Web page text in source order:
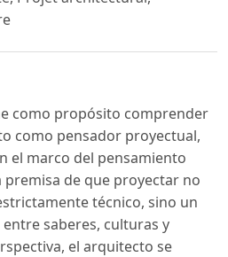
como propósito comprender
como pensador proyectual,
el marco del pensamiento
premisa de que proyectar no
técnico, sino un
saberes, culturas y
el arquitecto se